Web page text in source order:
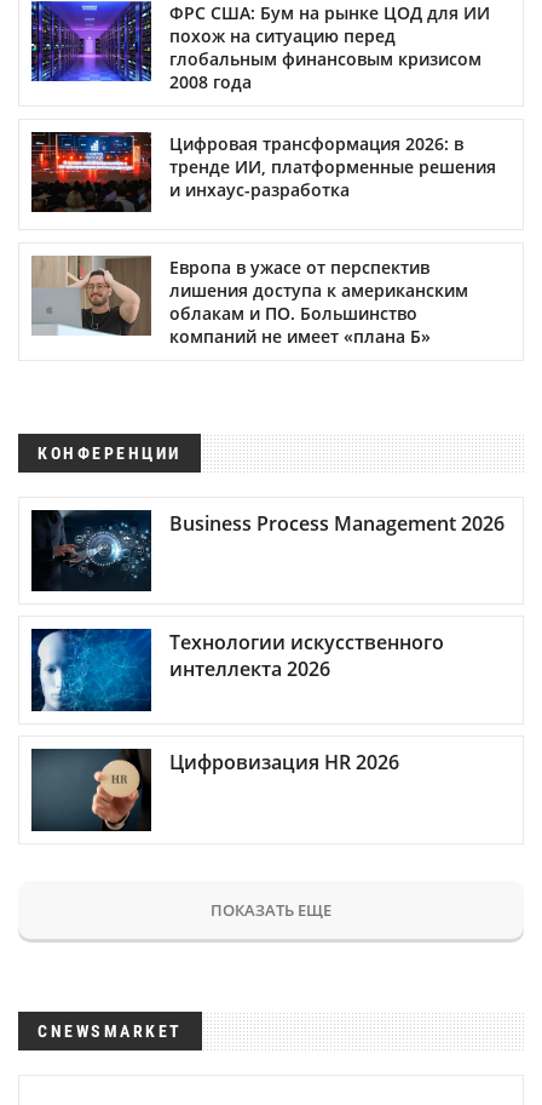
ФРС США: Бум на рынке ЦОД для ИИ
похож на ситуацию перед
глобальным финансовым кризисом
2008 года
Цифровая трансформация 2026: в
тренде ИИ, платформенные решения
и инхаус-разработка
Европа в ужасе от перспектив
лишения доступа к американским
облакам и ПО. Большинство
компаний не имеет «плана Б»
КОНФЕРЕНЦИИ
Business Process Management 2026
Технологии искусственного
интеллекта 2026
Цифровизация HR 2026
ПОКАЗАТЬ ЕЩЕ
CNEWSMARKET